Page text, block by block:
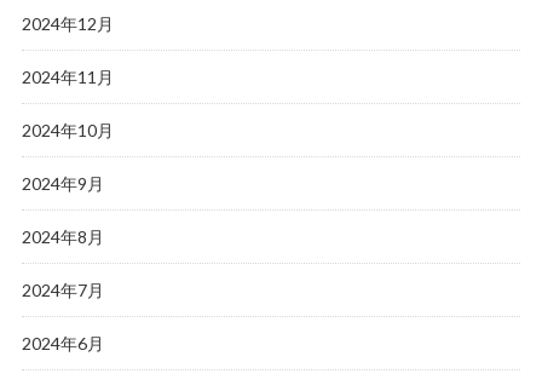
2024年12月
2024年11月
2024年10月
2024年9月
2024年8月
2024年7月
2024年6月